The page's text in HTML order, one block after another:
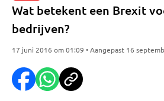
Wat betekent een Brexit
bedrijven?
17 juni 2016 om 01:09 • Aangepast 16